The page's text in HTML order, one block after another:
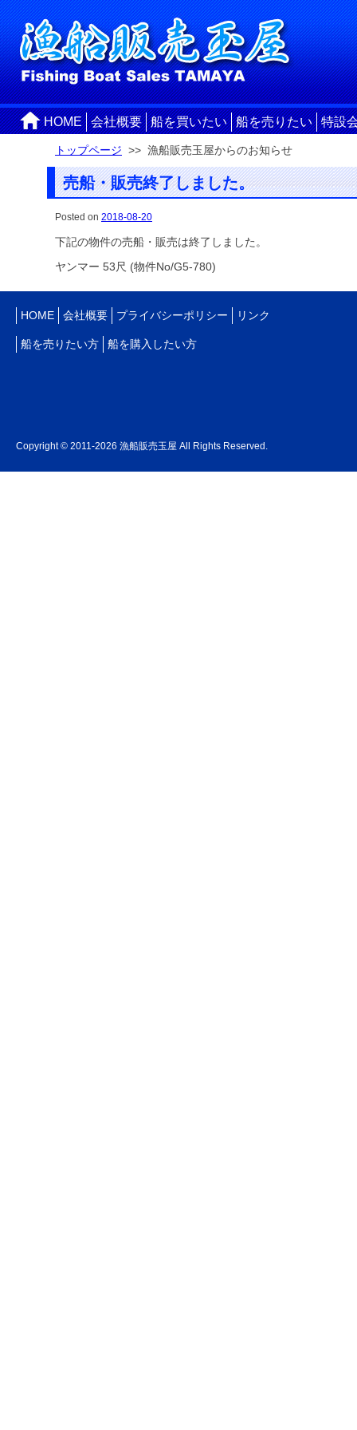
HOME 会社概要 船を買いたい 船を売りたい 特設
トップページ >> 漁船販売玉屋からのお知らせ
売船・販売終了しました。
Posted on 2018-08-20
下記の物件の売船・販売は終了しました。
ヤンマー 53尺 (物件No/G5-780)
HOME 会社概要 プライバシーポリシー リンク
船を売りたい方 船を購入したい方
Copyright © 2011-2026 漁船販売玉屋 All Rights Reserved.